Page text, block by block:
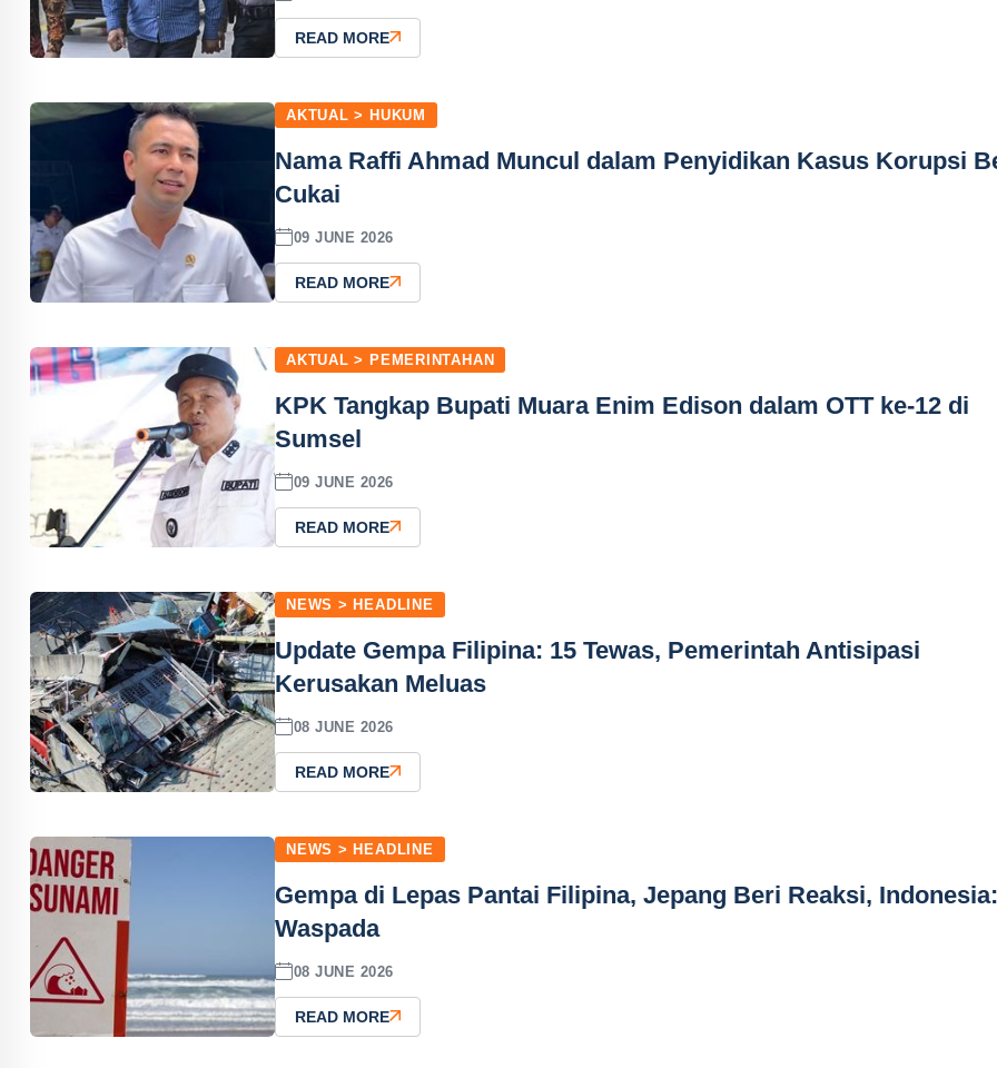
READ MORE
AKTUAL > HUKUM
Nama Raffi Ahmad Muncul dalam Penyidikan Kasus Korupsi
Cukai
09 JUNE 2026
READ MORE
AKTUAL > PEMERINTAHAN
KPK Tangkap Bupati Muara Enim Edison dalam OTT ke-12 di
Sumsel
09 JUNE 2026
READ MORE
NEWS > HEADLINE
Update Gempa Filipina: 15 Tewas, Pemerintah Antisipasi
Kerusakan Meluas
08 JUNE 2026
READ MORE
NEWS > HEADLINE
Gempa di Lepas Pantai Filipina, Jepang Beri Reaksi, Indonesia:
Waspada
08 JUNE 2026
READ MORE